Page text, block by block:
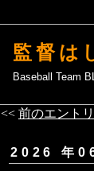
監督は
Baseball Team
<< 前のエントリ
2026 年